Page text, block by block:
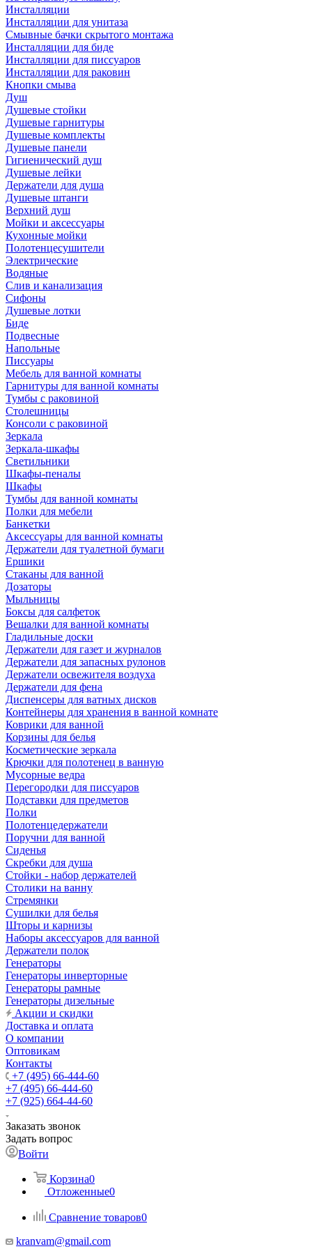
Инсталляции
Инсталляции для унитаза
Смывные бачки скрытого монтажа
Инсталляции для биде
Инсталляции для писсуаров
Инсталляции для раковин
Кнопки смыва
Душ
Душевые стойки
Душевые гарнитуры
Душевые комплекты
Душевые панели
Гигиенический душ
Душевые лейки
Держатели для душа
Душевые штанги
Верхний душ
Мойки и аксессуары
Кухонные мойки
Полотенцесушители
Электрические
Водяные
Слив и канализация
Сифоны
Душевые лотки
Биде
Подвесные
Напольные
Писсуары
Мебель для ванной комнаты
Гарнитуры для ванной комнаты
Тумбы с раковиной
Столешницы
Консоли с раковиной
Зеркала
Зеркала-шкафы
Светильники
Шкафы-пеналы
Шкафы
Тумбы для ванной комнаты
Полки для мебели
Банкетки
Аксессуары для ванной комнаты
Держатели для туалетной бумаги
Ершики
Стаканы для ванной
Дозаторы
Мыльницы
Боксы для салфеток
Вешалки для ванной комнаты
Гладильные доски
Держатели для газет и журналов
Держатели для запасных рулонов
Держатели освежителя воздуха
Держатели для фена
Диспенсеры для ватных дисков
Контейнеры для хранения в ванной комнате
Коврики для ванной
Корзины для белья
Косметические зеркала
Крючки для полотенец в ванную
Мусорные ведра
Перегородки для писсуаров
Подставки для предметов
Полки
Полотенцедержатели
Поручни для ванной
Сиденья
Скребки для душа
Стойки - набор держателей
Столики на ванну
Стремянки
Сушилки для белья
Шторы и карнизы
Наборы аксессуаров для ванной
Держатели полок
Генераторы
Генераторы инверторные
Генераторы рамные
Генераторы дизельные
Акции и скидки
Доставка и оплата
О компании
Оптовикам
Контакты
+7 (495) 66-444-60
+7 (495) 66-444-60
+7 (925) 664-44-60
Заказать звонок
Задать вопрос
Войти
Корзина0
Отложенные0
Сравнение товаров0
kranvam@gmail.com